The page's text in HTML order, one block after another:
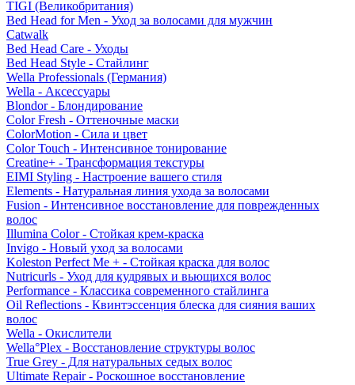
TIGI (Великобритания)
Bed Head for Men - Уход за волосами для мужчин
Catwalk
Bed Head Care - Уходы
Bed Head Style - Стайлинг
Wella Professionals (Германия)
Wella - Аксессуары
Blondor - Блондирование
Color Fresh - Оттеночные маски
ColorMotion - Сила и цвет
Color Touch - Интенсивное тонирование
Creatine+ - Трансформация текстуры
EIMI Styling - Настроение вашего стиля
Elements - Натуральная линия ухода за волосами
Fusion - Интенсивное восстановление для поврежденных
волос
Illumina Color - Стойкая крем-краска
Invigo - Новый уход за волосами
Koleston Perfect Me + - Стойкая краска для волос
Nutricurls - Уход для кудрявых и вьющихся волос
Performance - Классика современного стайлинга
Oil Reflections - Квинтэссенция блеска для сияния ваших
волос
Wella - Окислители
Wella°Plex - Восстановление структуры волос
True Grey - Для натуральных седых волос
Ultimate Repair - Роскошное восстановление